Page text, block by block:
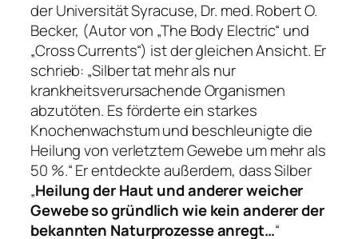
der Universität Syracuse, Dr. med. Robert O.
Becker, (Autor von „The Body Electric“ und
„Cross Currents“) ist der gleichen Ansicht. Er
schrieb: „Silber tat mehr als nur
krankheitsverursachende Organismen
abzutöten. Es förderte ein starkes
Knochenwachstum und beschleunigte die
Heilung von verletztem Gewebe um mehr als
50 %.“ Er entdeckte außerdem, dass Silber
„Heilung der Haut und anderer weicher
Gewebe so gründlich wie kein anderer der
bekannten Naturprozesse anregt…“